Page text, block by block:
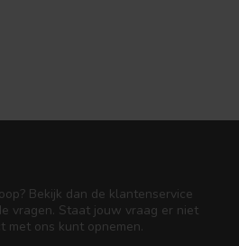
Bekijk dan de klantenservice
vragen. Staat jouw vraag er niet
met ons kunt opnemen.